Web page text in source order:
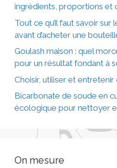
ingrédients, proportions et
Tout ce qu’il faut savoir sur
avant d’acheter une
Goulash maison : quel
pour un résultat fondant à
Choisir, utiliser et
Bicarbonate de soude en
écologique pour nettoyer
On mesure